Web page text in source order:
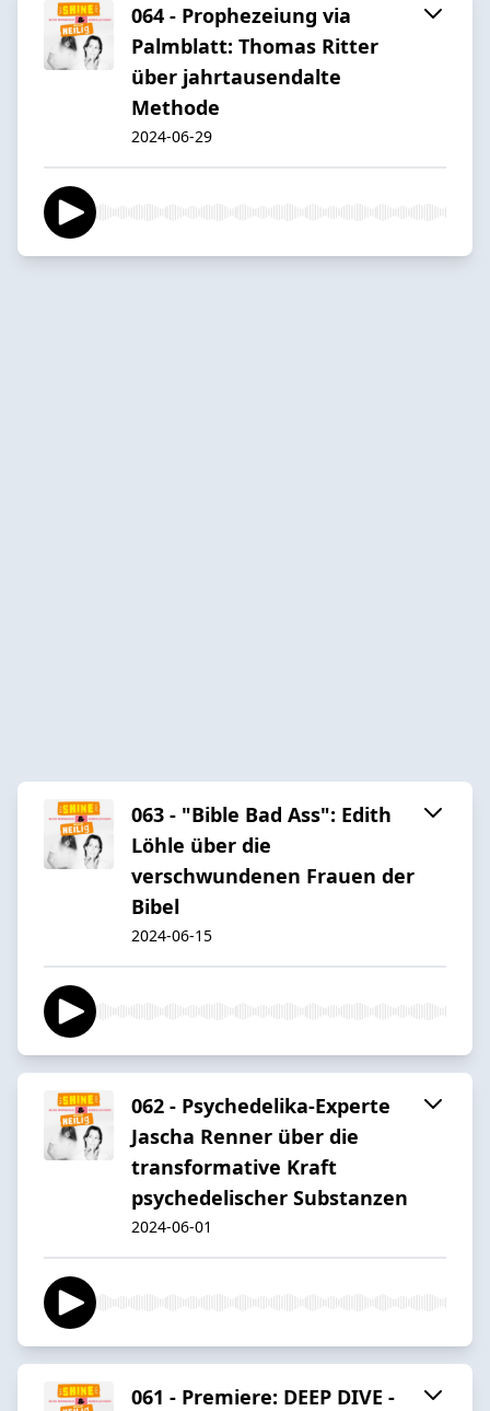
064 - Prophezeiung via
Palmblatt: Thomas Ritter
über jahrtausendalte
Methode
2024-06-29
063 - "Bible Bad Ass": Edith
Löhle über die
verschwundenen Frauen der
Bibel
2024-06-15
062 - Psychedelika-Experte
Jascha Renner über die
transformative Kraft
psychedelischer Substanzen
2024-06-01
061 - Premiere: DEEP DIVE -